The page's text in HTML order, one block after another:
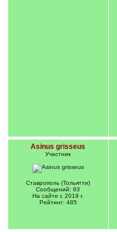
Asinus grisseus
Участник
Ставрополь (Тольятти)
Сообщений: 93
На сайте с 2019 г.
Рейтинг: 485